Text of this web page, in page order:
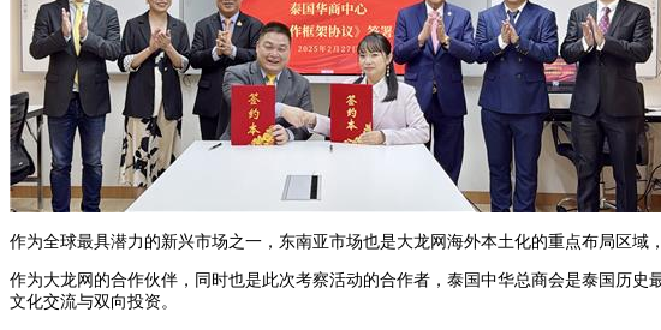
作为全球最具潜力的新兴市场之一，东南亚市场也是大龙网海外本土化的重点布局区
作为大龙网的合作伙伴，同时也是此次考察活动的合作者，泰国中华总商会是泰国历
文化交流与双向投资。